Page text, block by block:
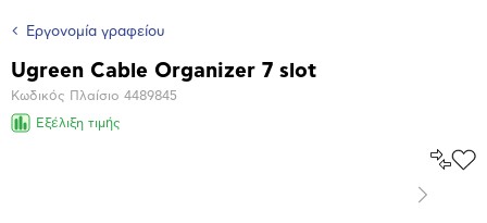
Εργονομία γραφείου
Βασικά
χαρακτηριστικά
Ugreen Cable Organizer 7 slot
Κωδικός Πλαίσιο 4489845
Εξέλιξη τιμής
Επόμενο